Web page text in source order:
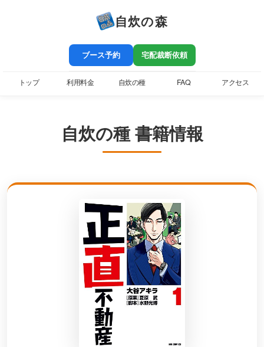
自炊の森
ブース予約 宅配裁断依頼
トップ 利用料金 自炊の種 FAQ アクセス
自炊の種 書籍情報